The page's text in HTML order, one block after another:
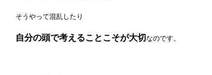
そうやって混乱したり
自分の頭で考えることこそが大切 なのです。